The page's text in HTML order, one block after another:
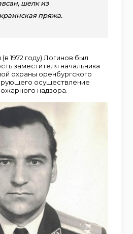
шелк из
пряжа.
1972 году) Логинов был
заместителя начальника
охраны оренбургского
осуществление
надзора.